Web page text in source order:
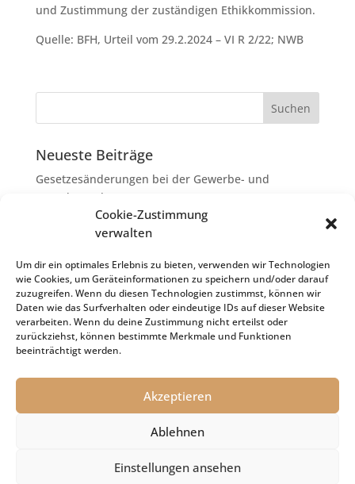
Cookie-Zustimmung
verwalten
Um dir ein optimales Erlebnis zu bieten, verwenden wir Technologien
wie Cookies, um Geräteinformationen zu speichern und/oder darauf
zuzugreifen. Wenn du diesen Technologien zustimmst, können wir
Daten wie das Surfverhalten oder eindeutige IDs auf dieser Website
verarbeiten. Wenn du deine Zustimmung nicht erteilst oder
zurückziehst, können bestimmte Merkmale und Funktionen
beeinträchtigt werden.
Akzeptieren
Ablehnen
Einstellungen ansehen
und Zustimmung der zuständigen Ethikkommission.
Quelle: BFH, Urteil vom 29.2.2024 – VI R 2/22; NWB
Neueste Beiträge
Gesetzesänderungen bei der Gewerbe- und
Grunderwerbsteuer
Erbschaftsteuer: Rechtsanwaltskosten bei Streit über
Erbauseinandersetzung als
Nachlassverbindlichkeiten
Umsatzsteuer-Umrechnungskurse Juli 2026
Keine Steuerfreiheit eines sog. Konfusionsgewinns
bei Mutterkapitalgesellschaft
Schenkungsteuer: Zinssatz von 5,5 % für die
Cookie-Richtlinie (EU)